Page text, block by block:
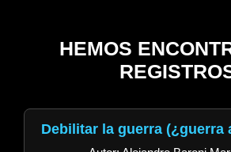
HEMOS
Debilitar la guerra (¿guerra